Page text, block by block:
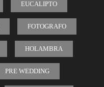
EUCALIPTO
FOTOGRAFO
HOLAMBRA
PRE WEDDING